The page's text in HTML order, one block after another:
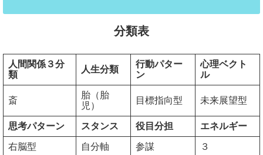
分類表
人間関係３分
類
人生分類
行動パター
ン
心理ベクト
ル
斎
胎（胎
児）
目標指向型 未来展望型
思考パターン スタンス 役目分担 エネルギー
右脳型 自分軸 参謀 ３